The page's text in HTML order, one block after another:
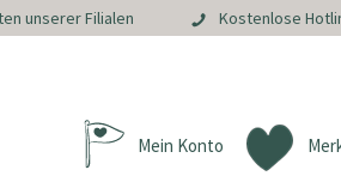
unserer Filialen Kostenlose
Mein Konto